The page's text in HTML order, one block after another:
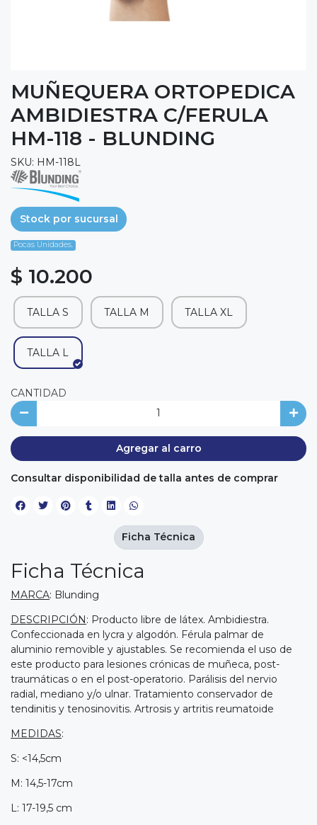
MUÑEQUERA ORTOPEDICA
AMBIDIESTRA C/FERULA
HM-118 - BLUNDING
SKU: HM-118L
Stock por sucursal
Pocas Unidades.
$ 10.200
TALLA S TALLA M TALLA XL
TALLA L
CANTIDAD
Agregar al carro
Consultar disponibilidad de talla antes de comprar
Ficha Técnica
MARCA: Blunding
DESCRIPCIÓN: Producto libre de látex. Ambidiestra.
Confeccionada en lycra y algodón. Férula palmar de
aluminio removible y ajustables. Se recomienda el uso de
este producto para lesiones crónicas de muñeca, post-
traumáticas o en el post-operatorio. Parálisis del nervio
radial, mediano y/o ulnar. Tratamiento conservador de
tendinitis y tenosinovitis. Artrosis y artritis reumatoide
MEDIDAS:
S: <14,5cm
M: 14,5-17cm
L: 17-19,5 cm
Ficha Técnica